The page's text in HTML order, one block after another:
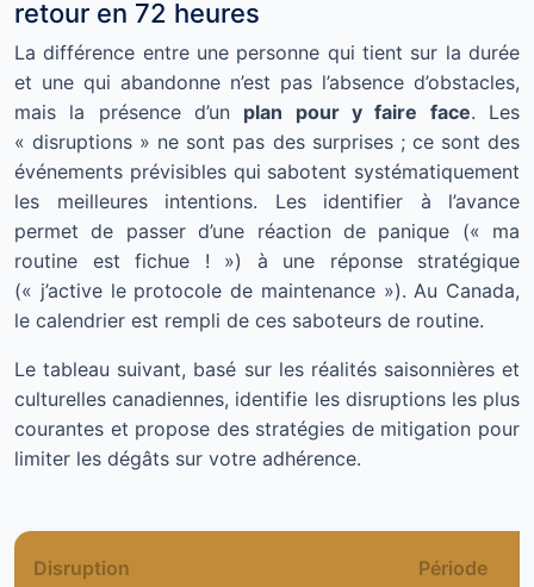
retour en 72 heures
La différence entre une personne qui tient sur la durée
et une qui abandonne n’est pas l’absence d’obstacles,
mais la présence d’un plan pour y faire face. Les
« disruptions » ne sont pas des surprises ; ce sont des
événements prévisibles qui sabotent systématiquement
les meilleures intentions. Les identifier à l’avance
permet de passer d’une réaction de panique (« ma
routine est fichue ! ») à une réponse stratégique
(« j’active le protocole de maintenance »). Au Canada,
le calendrier est rempli de ces saboteurs de routine.
Le tableau suivant, basé sur les réalités saisonnières et
culturelles canadiennes, identifie les disruptions les plus
courantes et propose des stratégies de mitigation pour
limiter les dégâts sur votre adhérence.
Disruption Période